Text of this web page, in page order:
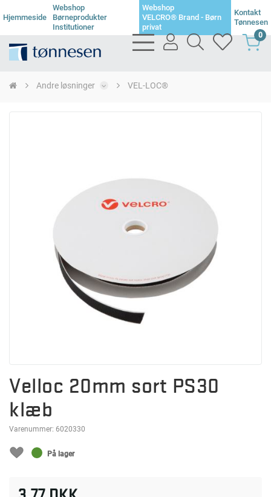
Hjemmeside
Webshop
Børneprodukter
Institutioner
Webshop
VELCRO® Brand - Børn
privat
Kontakt
Tønnesen
bars
light
user
searchheart 0
Andre løsninger VEL-LOC®
Velloc 20mm sort PS30
klæb
Varenummer: 6020330
På lager